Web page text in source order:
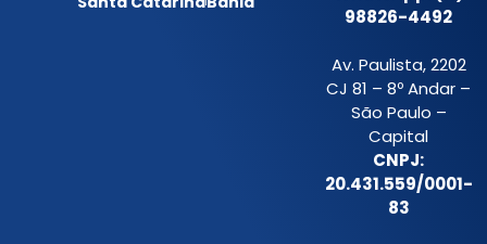
98826-4492
Av. Paulista, 2202
CJ 81 – 8º Andar –
São Paulo –
Capital
CNPJ:
20.431.559/0001-
83